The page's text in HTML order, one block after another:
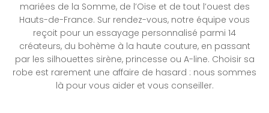
mariées de la Somme, de l’Oise et de tout l’ouest des
Hauts-de-France. Sur rendez-vous, notre équipe vous
reçoit pour un essayage personnalisé parmi 14
créateurs, du bohème à la haute couture, en passant
par les silhouettes sirène, princesse ou A-line. Choisir sa
robe est rarement une affaire de hasard : nous sommes
là pour vous aider et vous conseiller.